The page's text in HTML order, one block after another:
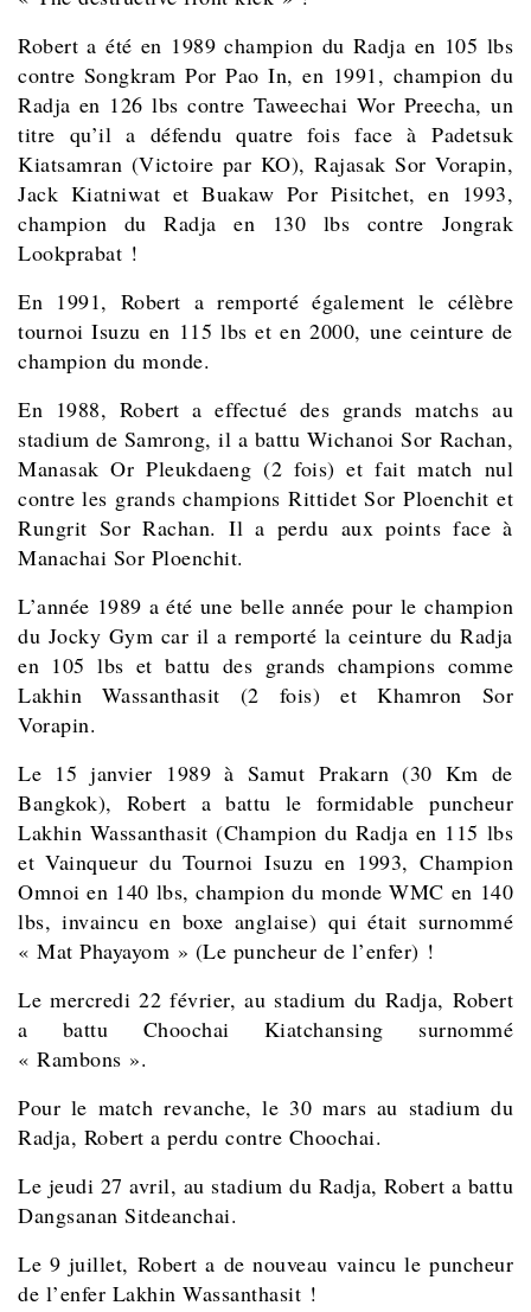
Robert a été en 1989 champion du Radja en 105 lbs
contre Songkram Por Pao In, en 1991, champion du
Radja en 126 lbs contre Taweechai Wor Preecha, un
titre qu’il a défendu quatre fois face à Padetsuk
Kiatsamran (Victoire par KO), Rajasak Sor Vorapin,
Jack Kiatniwat et Buakaw Por Pisitchet, en 1993,
champion du Radja en 130 lbs contre Jongrak
Lookprabat !
En 1991, Robert a remporté également le célèbre
tournoi Isuzu en 115 lbs et en 2000, une ceinture de
champion du monde.
En 1988, Robert a effectué des grands matchs au
stadium de Samrong, il a battu Wichanoi Sor Rachan,
Manasak Or Pleukdaeng (2 fois) et fait match nul
contre les grands champions Rittidet Sor Ploenchit et
Rungrit Sor Rachan. Il a perdu aux points face à
Manachai Sor Ploenchit.
L’année 1989 a été une belle année pour le champion
du Jocky Gym car il a remporté la ceinture du Radja
en 105 lbs et battu des grands champions comme
Lakhin Wassanthasit (2 fois) et Khamron Sor
Vorapin.
Le 15 janvier 1989 à Samut Prakarn (30 Km de
Bangkok), Robert a battu le formidable puncheur
Lakhin Wassanthasit (Champion du Radja en 115 lbs
et Vainqueur du Tournoi Isuzu en 1993, Champion
Omnoi en 140 lbs, champion du monde WMC en 140
lbs, invaincu en boxe anglaise) qui était surnommé
« Mat Phayayom » (Le puncheur de l’enfer) !
Le mercredi 22 février, au stadium du Radja, Robert
a battu Choochai Kiatchansing surnommé
« Rambons ».
Pour le match revanche, le 30 mars au stadium du
Radja, Robert a perdu contre Choochai.
Le jeudi 27 avril, au stadium du Radja, Robert a battu
Dangsanan Sitdeanchai.
Le 9 juillet, Robert a de nouveau vaincu le puncheur
de l’enfer Lakhin Wassanthasit !